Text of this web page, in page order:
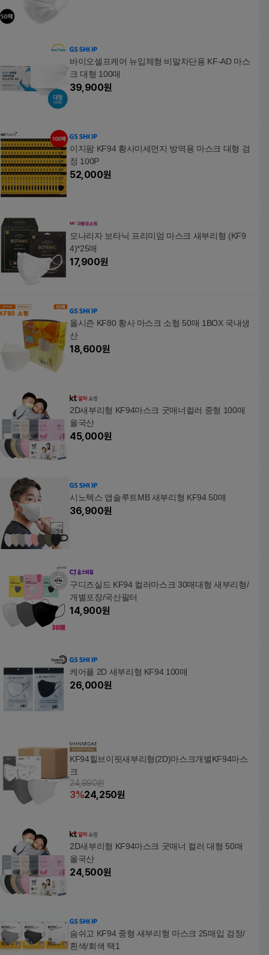
바이오셀프케어 뉴입체형 비말차단용 KF-AD 마스
크 대형 100매
39,900원
이지팜 KF94 황사미세먼지 방역용 마스크 대형 검
정 100P
52,000원
모나리자 보타닉 프리미엄 마스크 새부리형 (KF9
4)*25매
17,900원
올시즌 KF80 황사 마스크 소형 50매 1BOX 국내생
산
18,600원
2D새부리형 KF94마스크 굿매너컬러 중형 100매
올국산
45,000원
시노텍스 앱솔루트MB 새부리형 KF94 50매
36,900원
구디즈실드 KF94 컬러마스크 30매대형 새부리형/
개별포장/국산필터
14,900원
케어플 2D 새부리형 KF94 100매
26,000원
KF94힐브이핏새부리형(2D)마스크개별KF94마스
크
24,990원
3%24,250원
2D새부리형 KF94마스크 굿매너 컬러 대형 50매
올국산
24,500원
숨쉬고 KF94 중형 새부리형 마스크 25매입 검정/
흰색/회색 택1